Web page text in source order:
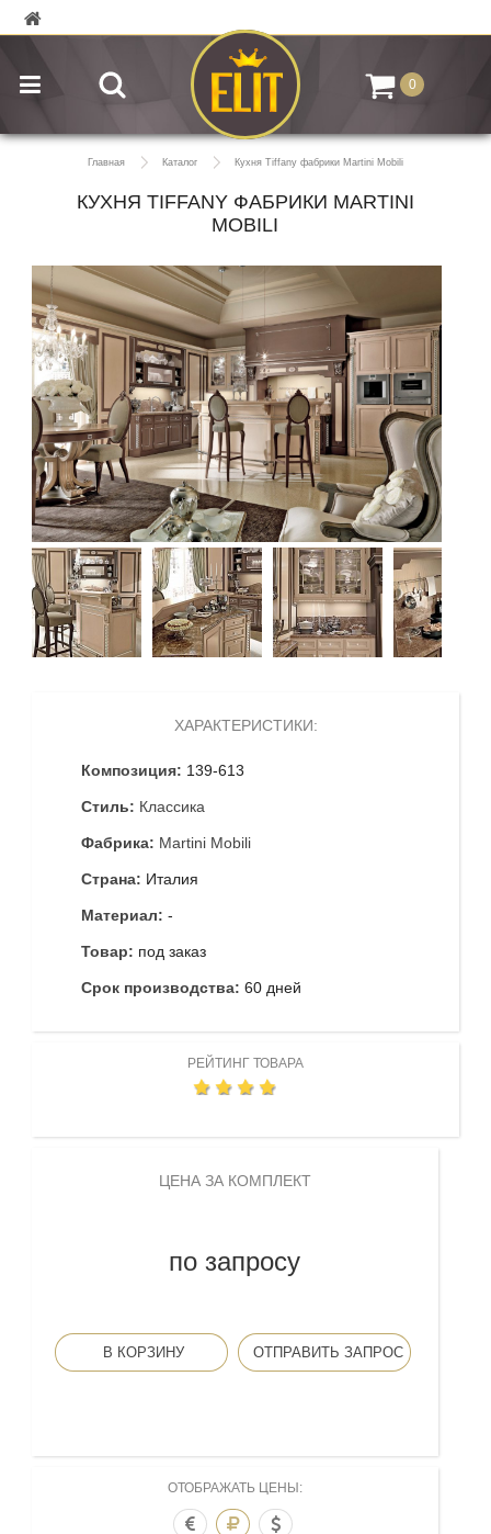
0
Главная Каталог Кухня Tiffany фабрики Martini Mobili
КУХНЯ TIFFANY ФАБРИКИ MARTINI
MOBILI
ХАРАКТЕРИСТИКИ:
Композиция: 139-613
Стиль: Классика
Фабрика: Martini Mobili
Страна: Италия
Материал: -
Товар: под заказ
Срок производства: 60 дней
РЕЙТИНГ ТОВАРА
ЦЕНА ЗА КОМПЛЕКТ
по запросу
В КОРЗИНУ ОТПРАВИТЬ ЗАПРОС
ОТОБРАЖАТЬ ЦЕНЫ: